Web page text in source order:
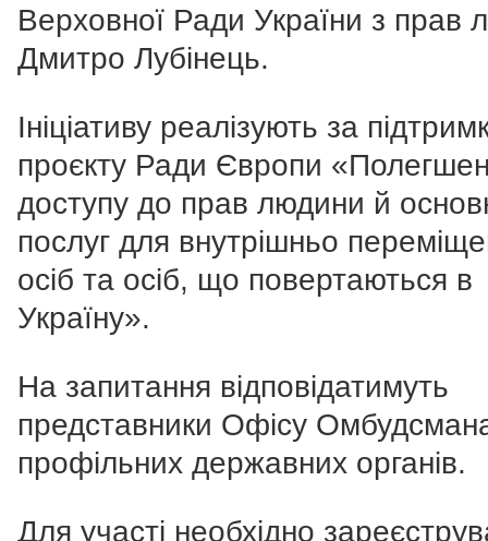
Верховної Ради України з прав
Дмитро Лубінець.
Ініціативу реалізують за
проєкту Ради Європи
доступу до прав людини й
послуг для внутрішньо
осіб та осіб, що повертаються в
Україну».
На запитання відповідатимуть
представники Офісу
профільних державних органів.
Для участі необхідно